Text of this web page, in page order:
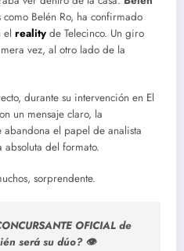
Belén Ro, ha confirmado
el reality de Telecinco. Un giro
vez, al otro lado de la
durante su intervención en El
un mensaje claro, la
el papel de analista
absoluta del formato.
sorprendente.
OFICIAL de
será su dúo? 👁️